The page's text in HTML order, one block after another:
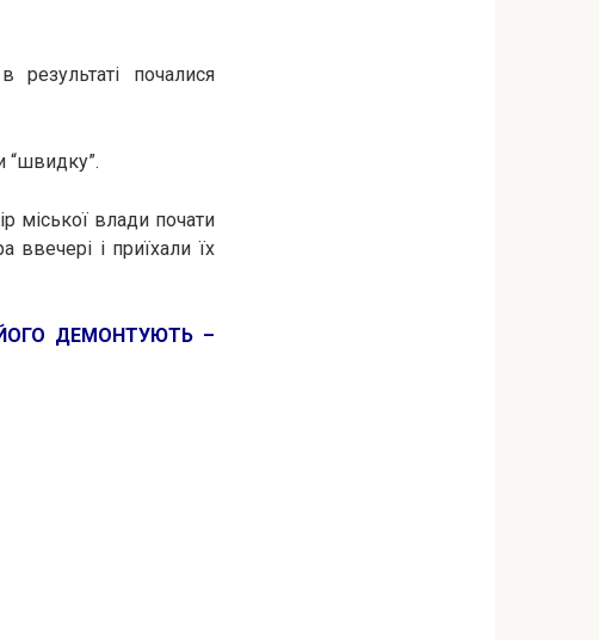
почалися
“швидку”.
міської влади почати
ввечері і приїхали їх
ДЕМОНТУЮТЬ –